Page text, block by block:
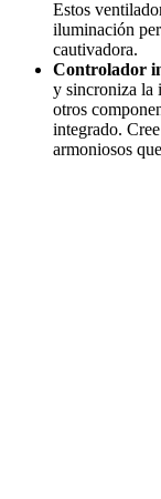
Estos
iluminación
cautivadora.
Controlador
y sincroniza la
otros
integrado.
armoniosos